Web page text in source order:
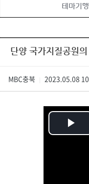
종영프로그램
테마기
단양 국가지질공원
MBC충북 2023.05.08